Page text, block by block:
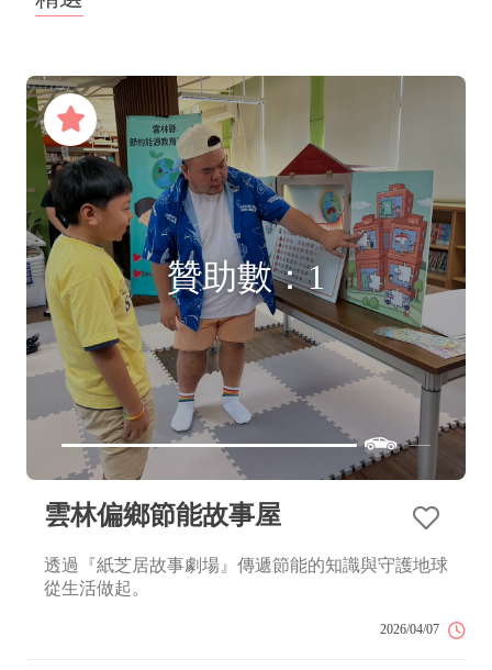
贊助數：1
雲林偏鄉節能故事屋
透過『紙芝居故事劇場』傳遞節能的知識與守護地球
從生活做起。
2026/04/07